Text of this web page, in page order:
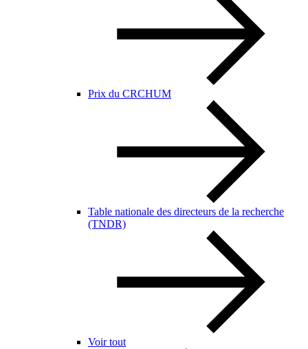
Prix du CRCHUM
Table nationale des directeurs de la recherche
(TNDR)
Voir tout